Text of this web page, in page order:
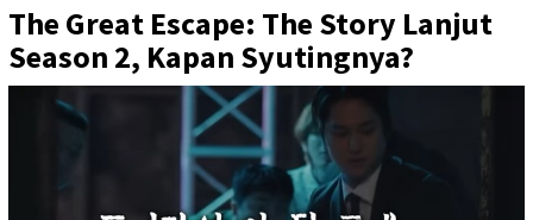
The Great Escape: The Story Lanjut
Season 2, Kapan Syutingnya?